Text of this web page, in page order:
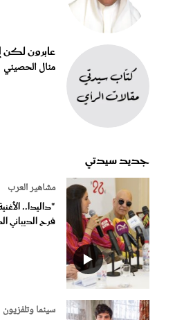
عابرون لكن
منال الحصيني
جديد سيدتي
مشاهير العرب
"داليدا..
فرح الديباني
سينما وتلفزيون